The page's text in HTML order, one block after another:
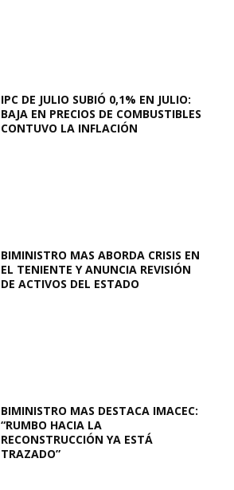
IPC DE JULIO SUBIÓ 0,1% EN JULIO:
BAJA EN PRECIOS DE COMBUSTIBLES
CONTUVO LA INFLACIÓN
BIMINISTRO MAS ABORDA CRISIS EN
EL TENIENTE Y ANUNCIA REVISIÓN
DE ACTIVOS DEL ESTADO
BIMINISTRO MAS DESTACA IMACEC:
“RUMBO HACIA LA
RECONSTRUCCIÓN YA ESTÁ
TRAZADO”